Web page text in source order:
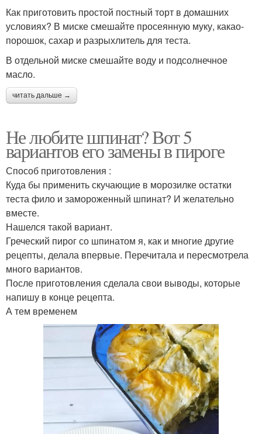
Как приготовить простой постный торт в домашних
условиях? В миске смешайте просеянную муку, какао-
порошок, сахар и разрыхлитель для теста.
В отдельной миске смешайте воду и подсолнечное
масло.
читать дальше →
Не любите шпинат? Вот 5
вариантов его замены в пироге
Способ приготовления :
Куда бы применить скучающие в морозилке остатки
теста фило и замороженный шпинат? И желательно
вместе.
Нашелся такой вариант.
Греческий пирог со шпинатом я, как и многие другие
рецепты, делала впервые. Перечитала и пересмотрела
много вариантов.
После приготовления сделала свои выводы, которые
напишу в конце рецепта.
А тем временем